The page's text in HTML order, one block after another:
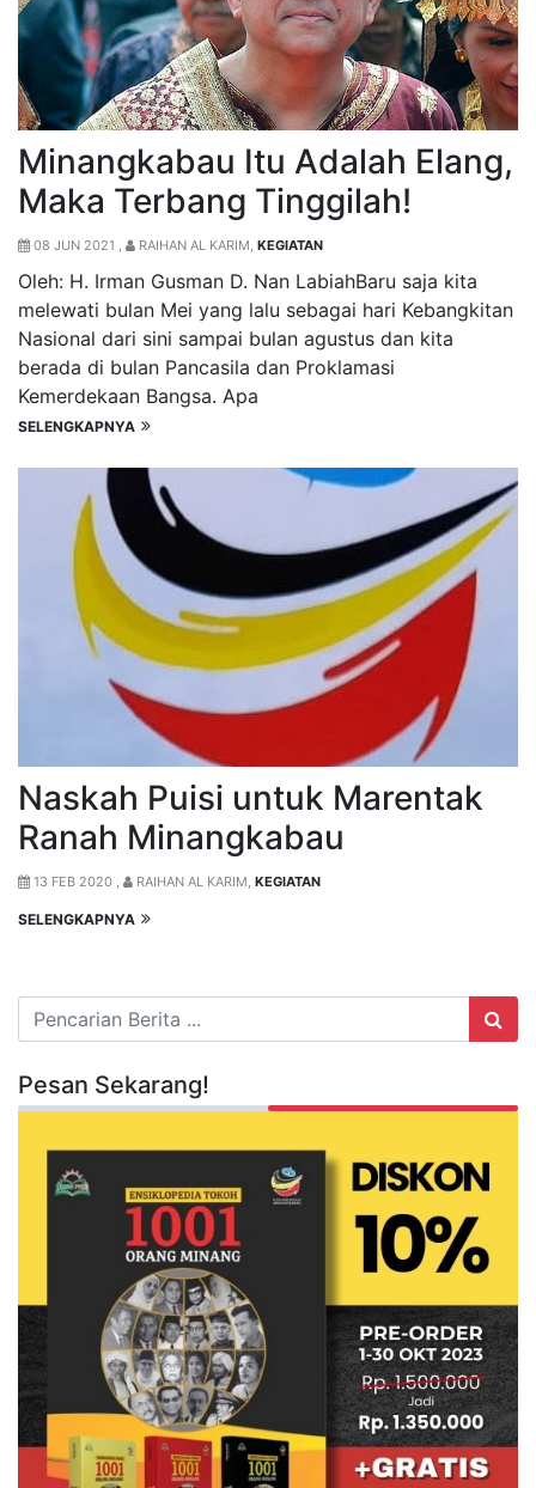
Minangkabau Itu Adalah Elang,
Maka Terbang Tinggilah!
08 JUN 2021 , RAIHAN AL KARIM, KEGIATAN
Oleh: H. Irman Gusman D. Nan LabiahBaru saja kita
melewati bulan Mei yang lalu sebagai hari Kebangkitan
Nasional dari sini sampai bulan agustus dan kita
berada di bulan Pancasila dan Proklamasi
Kemerdekaan Bangsa. Apa
SELENGKAPNYA
Naskah Puisi untuk Marentak
Ranah Minangkabau
13 FEB 2020 , RAIHAN AL KARIM, KEGIATAN
SELENGKAPNYA
Pesan Sekarang!